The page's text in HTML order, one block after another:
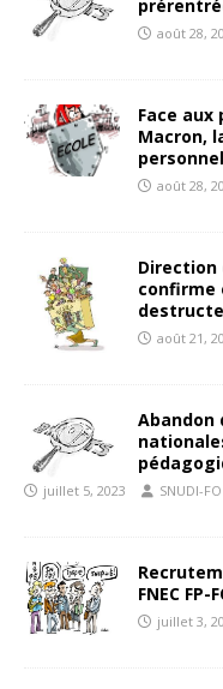
août 28,
Face
Macron,
août 28,
Direction
confirme
août 21,
Abandon
juillet 5, 2023 SNUDI-
FNEC
juillet 3,